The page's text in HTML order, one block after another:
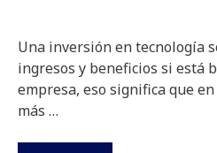
Una inversión en tecnología
ingresos y beneficios si está
empresa, eso significa que
más …